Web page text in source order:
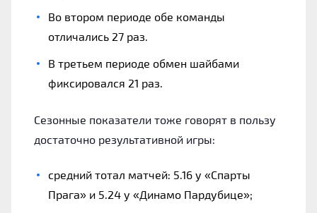
Во втором периоде обе команды
отличались 27 раз.
В третьем периоде обмен шайбами
фиксировался 21 раз.
Сезонные показатели тоже говорят в пользу
достаточно результативной игры:
средний тотал матчей: 5.16 у «Спарты
Прага» и 5.24 у «Динамо Пардубице»;